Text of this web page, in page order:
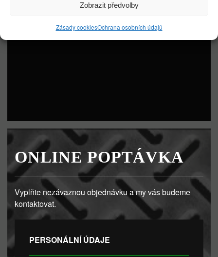
Zobrazit předvolby
Zásady cookiesOchrana osobních údajů
Po předání dostane zákazník dárek ve formě pouzdra
grafy z provedených měření výkonu.
ONLINE POPTÁVKA
Vyplňte nezávaznou objednávku a my vás budeme
kontaktovat.
PERSONÁLNÍ ÚDAJE